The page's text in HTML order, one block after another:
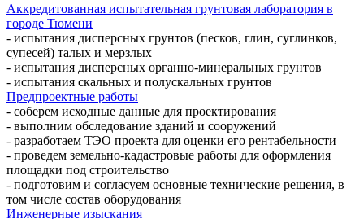
Аккредитованная испытательная грунтовая лаборатория в
городе Тюмени
- испытания дисперсных грунтов (песков, глин, суглинков,
супесей) талых и мерзлых
- испытания дисперсных органно-минеральных грунтов
- испытания скальных и полускальных грунтов
Предпроектные работы
- соберем исходные данные для проектирования
- выполним обследование зданий и сооружений
- разработаем ТЭО проекта для оценки его рентабельности
- проведем земельно-кадастровые работы для оформления
площадки под строительство
- подготовим и согласуем основные технические решения, в
том числе состав оборудования
Инженерные изыскания